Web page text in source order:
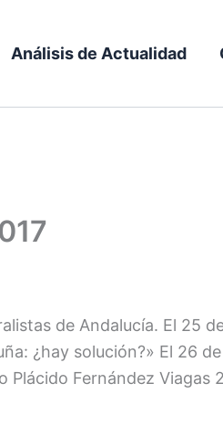
Análisis de Actualidad
de Andalucía. El 25
¿hay solución?» El 26
Fernández Viagas